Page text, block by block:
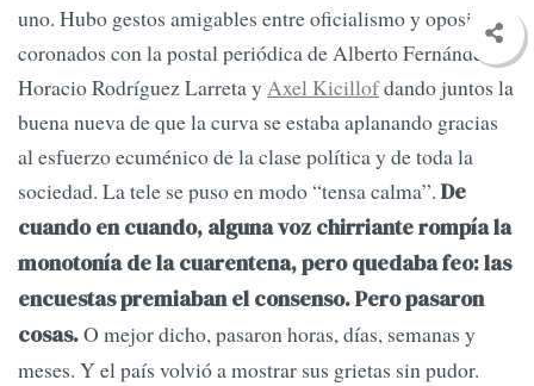
uno. Hubo gestos amigables entre oficialismo y oposición,
coronados con la postal periódica de Alberto Fernández,
Horacio Rodríguez Larreta y Axel Kicillofdando juntos la
buena nueva de que la curva se estaba aplanando gracias
al esfuerzo ecuménico de la clase política y de toda la
sociedad. La tele se puso en modo “tensa calma”. De
cuando en cuando, alguna voz chirriante rompía la
monotonía de la cuarentena, pero quedaba feo: las
encuestas premiaban el consenso. Pero pasaron
cosas.O mejor dicho, pasaron horas, días, semanas y
meses. Y el país volvió a mostrar sus grietas sin pudor.